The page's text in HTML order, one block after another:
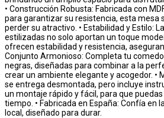
• Construcción Robusta: Fabricada con
para garantizar su resistencia, esta mesa
perder su atractivo. • Estabilidad y Estilo:
estilizadas no solo aportan un toque
ofrecen estabilidad y resistencia,
Conjunto Armonioso: Completa tu
negras, diseñadas para combinar a la
crear un ambiente elegante y acogedor. •
se entrega desmontada, pero incluye
un montaje rápido y fácil, para que
tiempo. • Fabricada en España: Confía en
local, diseñado para durar.